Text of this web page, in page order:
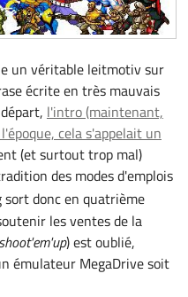
un véritable leitmotiv sur
écrite en très mauvais
l'intro (maintenant,
cela s'appelait un
(et surtout trop mal)
des modes d'emplois
sort donc en quatrième
les ventes de la
shoot'em'up) est oublié,
émulateur MegaDrive soit